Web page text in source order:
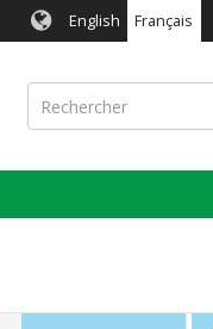
English Français
Rechercher